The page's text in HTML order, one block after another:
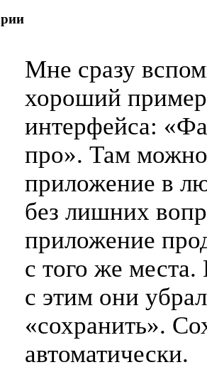
Мне сразу
хороший пример
интерфейса:
про». Там
приложение в
без лишних
приложение
с того же места.
с этим они
«сохранить».
автоматически.